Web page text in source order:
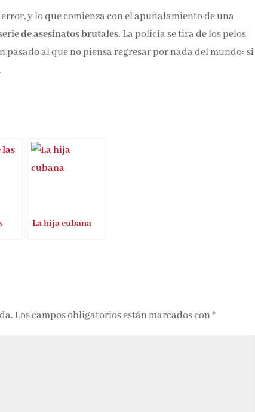
y lo que comienza con el apuñalamiento de una
de asesinatos brutales. La policía se tira de los pelos
pasado al que no piensa regresar por nada del mundo:si
.
La hija cubana
Los campos obligatorios están marcados con*